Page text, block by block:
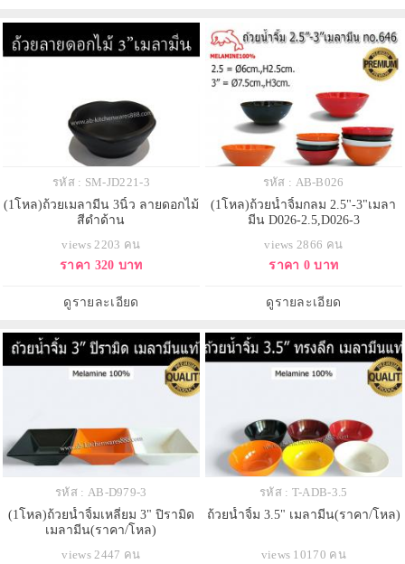
รหัส : SM-JD221-3
(1โหล)ถ้วยเมลามีน 3นิ้ว ลายดอกไม้
สีดำด้าน
views 2203 คน
ราคา 320 บาท
ดูรายละเอียด
รหัส : AB-B026
(1โหล)ถ้วยน้ำจิ้มกลม 2.5"-3"เมลา
มีน D026-2.5,D026-3
views 2866 คน
ราคา 0 บาท
ดูรายละเอียด
รหัส : AB-D979-3
(1โหล)ถ้วยน้ำจิ้มเหลี่ยม 3" ปิรามิด
เมลามีน(ราคา/โหล)
views 2447 คน
รหัส : T-ADB-3.5
ถ้วยน้ำจิ้ม 3.5" เมลามีน(ราคา/โหล)
views 10170 คน